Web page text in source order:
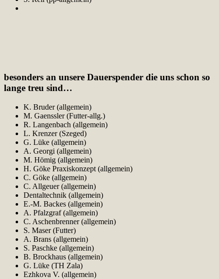
besonders an unsere Dauerspender die uns schon so
lange treu sind…
K. Bruder (allgemein)
M. Gaenssler (Futter-allg.)
R. Langenbach (allgemein)
L. Krenzer (Szeged)
G. Lüke (allgemein)
A. Georgi (allgemein)
M. Hömig (allgemein)
H. Göke Praxiskonzept (allgemein)
C. Göke (allgemein)
C. Allgeuer (allgemein)
Dentaltechnik (allgemein)
E.-M. Backes (allgemein)
A. Pfalzgraf (allgemein)
C. Aschenbrenner (allgemein)
S. Maser (Futter)
A. Brans (allgemein)
S. Paschke (allgemein)
B. Brockhaus (allgemein)
G. Lüke (TH Zala)
Ezhkova V. (allgemein)